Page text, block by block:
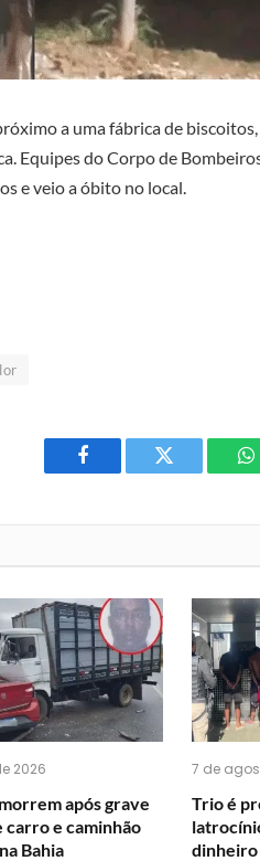
a uma fábrica de
Equipes do Corpo de
e veio a óbito no local.
Facebook Twitter
O
2026
após grave
carro e caminhão
Bahia
7 de
Trio é
dinheiro